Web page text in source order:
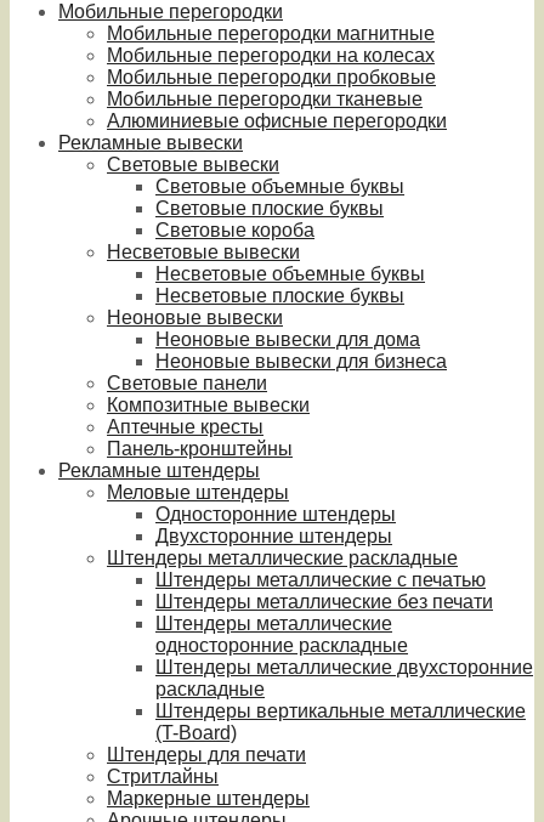
Мобильные перегородки
Мобильные перегородки магнитные
Мобильные перегородки на колесах
Мобильные перегородки пробковые
Мобильные перегородки тканевые
Алюминиевые офисные перегородки
Рекламные вывески
Световые вывески
Световые объемные буквы
Световые плоские буквы
Световые короба
Несветовые вывески
Несветовые объемные буквы
Несветовые плоские буквы
Неоновые вывески
Неоновые вывески для дома
Неоновые вывески для бизнеса
Световые панели
Композитные вывески
Аптечные кресты
Панель-кронштейны
Рекламные штендеры
Меловые штендеры
Односторонние штендеры
Двухсторонние штендеры
Штендеры металлические раскладные
Штендеры металлические с печатью
Штендеры металлические без печати
Штендеры металлические
односторонние раскладные
Штендеры металлические двухсторонние
раскладные
Штендеры вертикальные металлические
(T-Board)
Штендеры для печати
Стритлайны
Маркерные штендеры